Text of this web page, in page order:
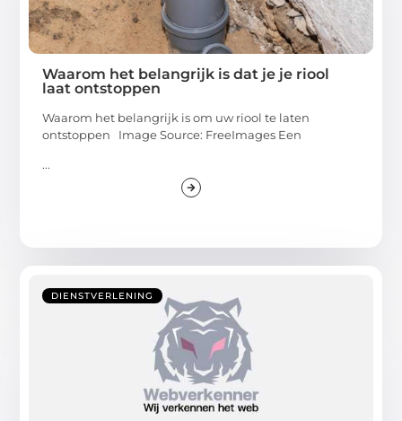
Waarom het belangrijk is dat je je riool
laat ontstoppen
Waarom het belangrijk is om uw riool te laten
ontstoppen Image Source: FreeImages‍ Een
...
DIENSTVERLENING